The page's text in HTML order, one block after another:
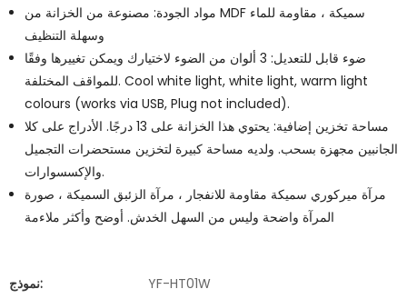
مواد الجودة: مصنوعة من الخزانة من MDF سميكة ، مقاومة للماء
وسهلة التنظيف
ضوء قابل للتعديل: 3 ألوان من الضوء لاختيارك ويمكن تغييرها وفقًا
للمواقف المختلفة. Cool white light, white light, warm light
colours (works via USB, Plug not included).
مساحة تخزين إضافية: يحتوي هذا الخزانة على 13 درجًا. الأدراج على كلا
الجانبين مجهزة بسحب. ولديه مساحة كبيرة لتخزين مستحضرات التجميل
والإكسسوارات.
مرآة ميركوري سميكة مقاومة للانفجار ، مرآة الزئبق السميكة ، صورة
المرآة واضحة وليس من السهل الخدش. أوضح وأكثر ملاءمة
نموذج:
YF-HT01W